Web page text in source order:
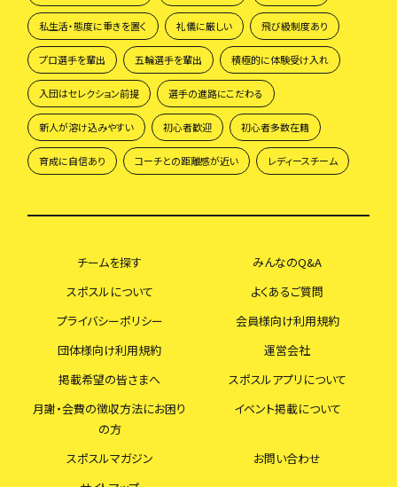
私生活・態度に重きを置く 礼儀に厳しい 飛び級制度あり
プロ選手を輩出 五輪選手を輩出 積極的に体験受け入れ
入団はセレクション前提 選手の進路にこだわる
新人が溶け込みやすい 初心者歓迎 初心者多数在籍
育成に自信あり コーチとの距離感が近い レディースチーム
チームを探す
みんなのQ&A
スポスルについて
よくあるご質問
プライバシーポリシー
会員様向け利用規約
団体様向け利用規約
運営会社
掲載希望の皆さまへ
スポスルアプリについて
月謝・会費の徴収方法にお困り
の方
イベント掲載について
スポスルマガジン
お問い合わせ